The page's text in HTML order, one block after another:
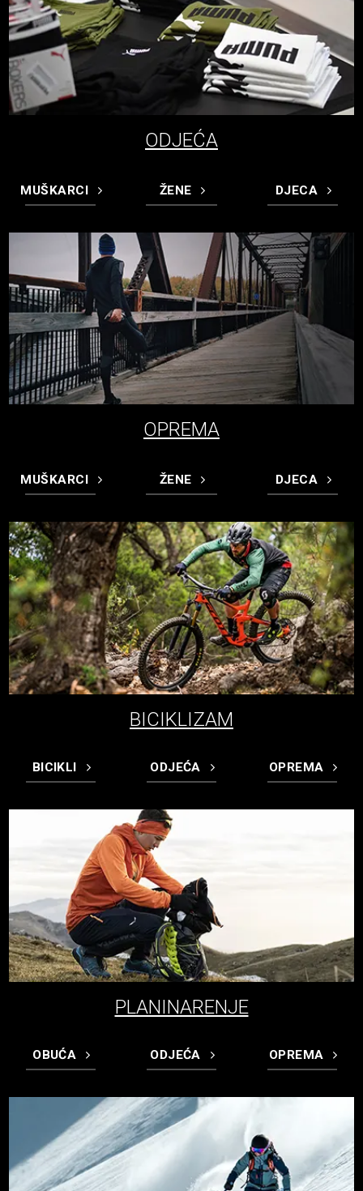
ODJEĆA
MUŠKARCI ŽENE DJECA
OPREMA
MUŠKARCI ŽENE DJECA
BICIKLIZAM
BICIKLI ODJEĆA OPREMA
PLANINARENJE
OBUĆA ODJEĆA OPREMA